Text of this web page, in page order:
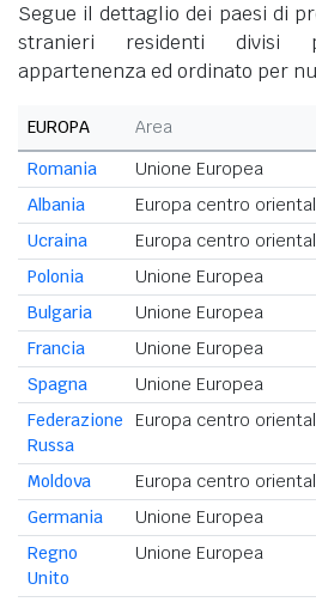
Segue il dettaglio dei paesi di
stranieri residenti divisi
appartenenza ed ordinato per
EUROPA Area
Romania
Unione Europea
Albania
Europa centro
Ucraina
Europa centro
Polonia
Unione Europea
Bulgaria
Unione Europea
Francia
Unione Europea
Spagna
Unione Europea
Federazione
Russa
Europa centro
Moldova Europa centro
Germania
Unione Europea
Regno
Unito
Unione Europea